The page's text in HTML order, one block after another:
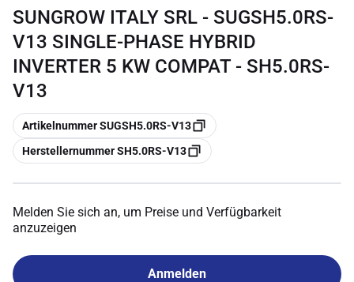
SUNGROW ITALY SRL - SUGSH5.0RS-
V13 SINGLE-PHASE HYBRID
INVERTER 5 KW COMPAT - SH5.0RS-
V13
Kopieren
Artikelnummer SUGSH5.0RS-V13
Kopieren
Herstellernummer SH5.0RS-V13
Melden Sie sich an, um Preise und Verfügbarkeit
anzuzeigen
Anmelden